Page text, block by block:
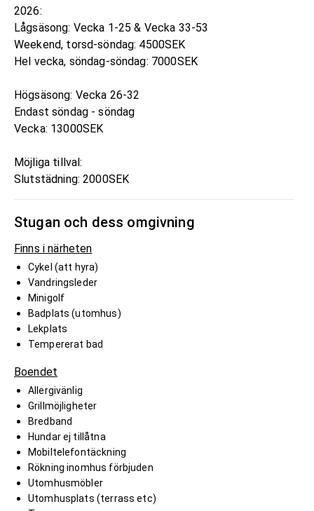
2026:
Lågsäsong: Vecka 1-25 & Vecka 33-53
Weekend, torsd-söndag: 4500SEK
Hel vecka, söndag-söndag: 7000SEK
Högsäsong: Vecka 26-32
Endast söndag - söndag
Vecka: 13000SEK
Möjliga tillval:
Slutstädning: 2000SEK
Stugan och dess omgivning
Finns i närheten
Cykel (att hyra)
Vandringsleder
Minigolf
Badplats (utomhus)
Lekplats
Tempererat bad
Boendet
Allergivänlig
Grillmöjligheter
Bredband
Hundar ej tillåtna
Mobiltelefontäckning
Rökning inomhus förbjuden
Utomhusmöbler
Utomhusplats (terrass etc)